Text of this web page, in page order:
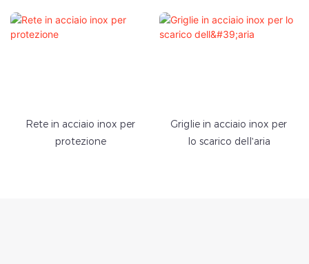
Rete in acciaio inox per
protezione
Griglie in acciaio inox per
lo scarico dell'aria